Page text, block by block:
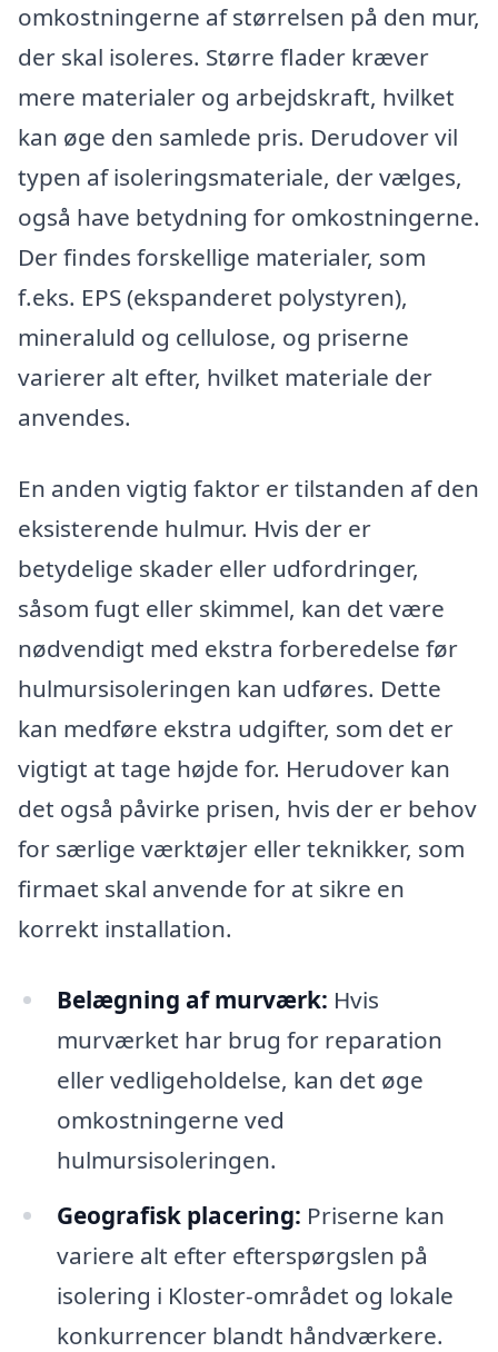
omkostningerne af størrelsen på den mur,
der skal isoleres. Større flader kræver
mere materialer og arbejdskraft, hvilket
kan øge den samlede pris. Derudover vil
typen af isoleringsmateriale, der vælges,
også have betydning for omkostningerne.
Der findes forskellige materialer, som
f.eks. EPS (ekspanderet polystyren),
mineraluld og cellulose, og priserne
varierer alt efter, hvilket materiale der
anvendes.
En anden vigtig faktor er tilstanden af den
eksisterende hulmur. Hvis der er
betydelige skader eller udfordringer,
såsom fugt eller skimmel, kan det være
nødvendigt med ekstra forberedelse før
hulmursisoleringen kan udføres. Dette
kan medføre ekstra udgifter, som det er
vigtigt at tage højde for. Herudover kan
det også påvirke prisen, hvis der er behov
for særlige værktøjer eller teknikker, som
firmaet skal anvende for at sikre en
korrekt installation.
Belægning af murværk: Hvis
murværket har brug for reparation
eller vedligeholdelse, kan det øge
omkostningerne ved
hulmursisoleringen.
Geografisk placering: Priserne kan
variere alt efter efterspørgslen på
isolering i Kloster-området og lokale
konkurrencer blandt håndværkere.